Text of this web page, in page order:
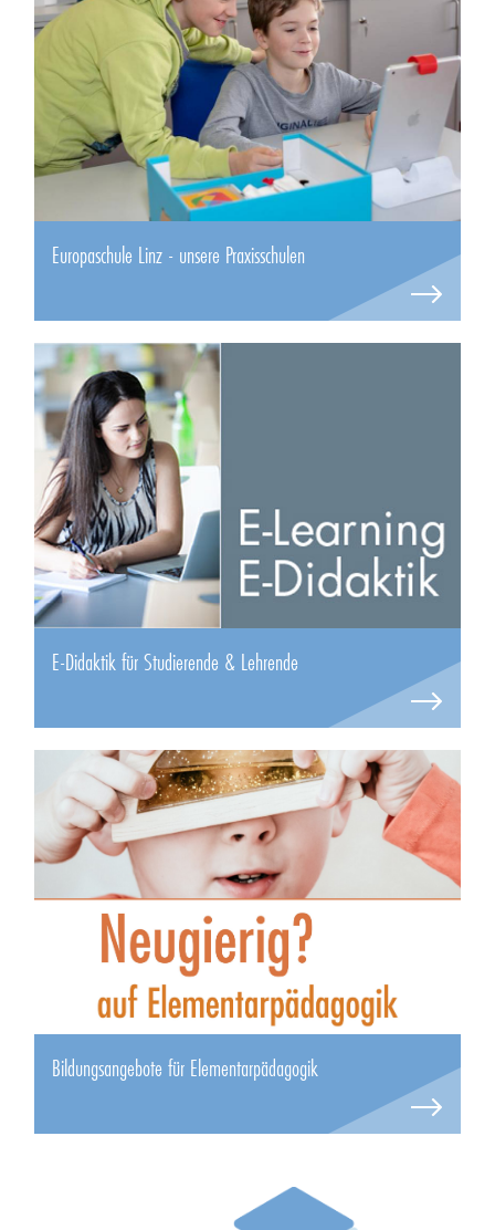
Europaschule Linz - unsere Praxisschulen
E-Didaktik für Studierende & Lehrende
Bildungsangebote für Elementarpädagogik